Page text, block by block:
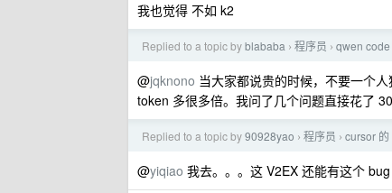
我也觉得 不如 k2
Replied to a topic byblababa › 程序员 › qwen
@jqknono 当大家都说贵的时候，不要一个
token 多很多倍。我问了几个问题直接花了
Replied to a topic by90928yao › 程序员 › cursor
@yiqiao 我去。。。这 V2EX 还能有这个